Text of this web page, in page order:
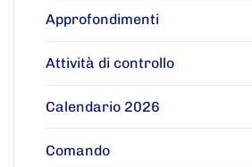
Approfondimenti
Attività di controllo
Calendario 2026
Comando